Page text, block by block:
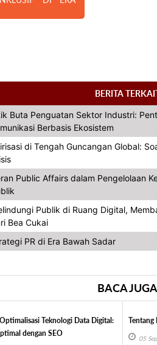
BERITA
Buta Penguatan Sektor Industri:
Berbasis Ekosistem
di Tengah Guncangan Global:
Public Affairs dalam Pengelolaan
Publik di Ruang Digital,
Bea Cukai
PR di Era Bawah Sadar
BACA JUGA
Teknologi Data Digital:
dengan SEO
Tentang
05